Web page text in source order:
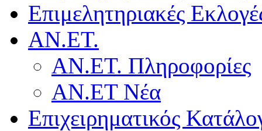
Επιμελητηριακές
ΑΝ.ΕΤ.
ΑΝ.ΕΤ. Πληροφορίες
ΑΝ.ΕΤ Νέα
Επιχειρηματικός